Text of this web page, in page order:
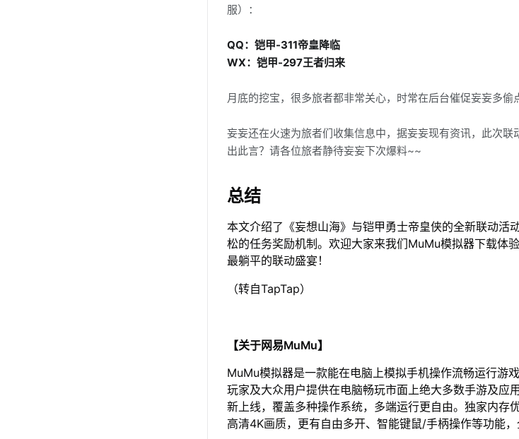
服）：
QQ：铠甲-311帝皇降临
WX：铠甲-297王者归来
月底的挖宝，很多旅者都非常关心，时常在后台催促妄妄多偷
妄妄还在火速为旅者们收集信息中，据妄妄现有资讯，此次联
出此言？请各位旅者静待妄妄下次爆料~~
总结
本文介绍了《妄想山海》与铠甲勇士帝皇侠的全新联动活
松的任务奖励机制。欢迎大家来我们MuMu模拟器下载体
最躺平的联动盛宴！
（转自TapTap）
【关于网易MuMu】
MuMu模拟器是一款能在电脑上模拟手机操作流畅运行游
玩家及大众用户提供在电脑畅玩市面上绝大多数手游及应
新上线，覆盖多种操作系统，多端运行更自由。独家内存
高清4K画质，更有自由多开、智能键鼠/手柄操作等功能，